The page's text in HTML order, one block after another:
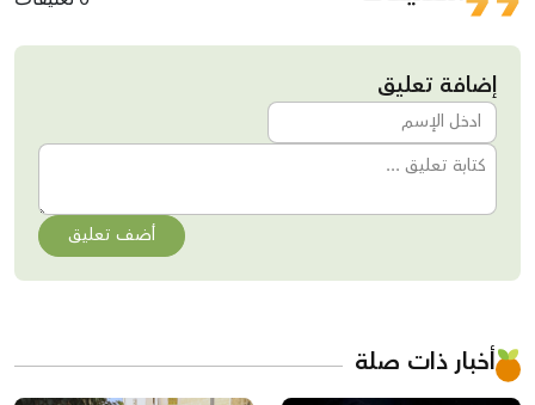
إضافة تعليق
أضف تعليق
أخبار ذات صلة